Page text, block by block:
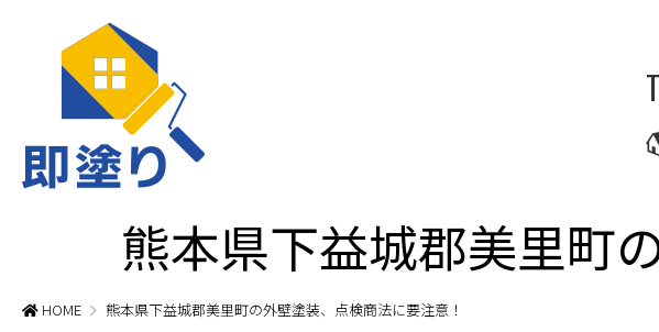
熊本県下益城郡美里町
HOME 熊本県下益城郡美里町の外壁塗装、点検商法に要注意！